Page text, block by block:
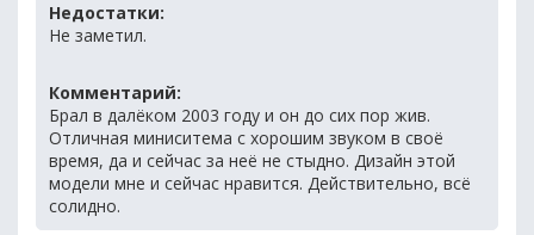
Недостатки:
Не заметил.
Комментарий:
Брал в далёком 2003 году и он до сих пор жив.
Отличная миниситема с хорошим звуком в своё
время, да и сейчас за неё не стыдно. Дизайн этой
модели мне и сейчас нравится. Действительно, всё
солидно.